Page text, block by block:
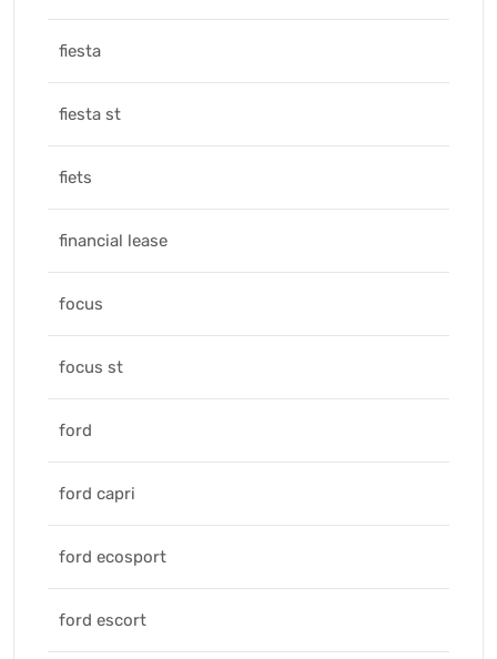
fiesta
fiesta st
fiets
financial lease
focus
focus st
ford
ford capri
ford ecosport
ford escort